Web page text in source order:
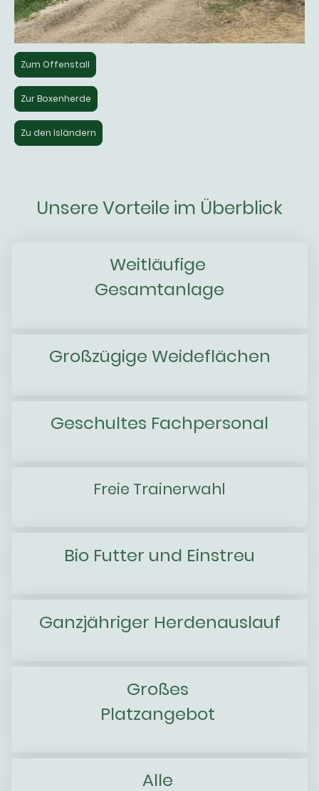
Zum Offenstall
Zur Boxenherde
Zu den Isländern
Unsere Vorteile im Überblick
Weitläufige
Gesamtanlage
Großzügige Weideflächen
Geschultes Fachpersonal
Freie Trainerwahl
Bio Futter und Einstreu
Ganzjähriger Herdenauslauf
Großes
Platzangebot
Alle